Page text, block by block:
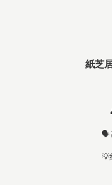
紙芝
🗣️
💡